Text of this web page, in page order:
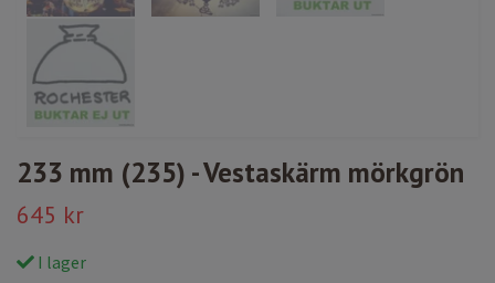
233 mm (235) - Vestaskärm mörkgrön
645 kr
I lager